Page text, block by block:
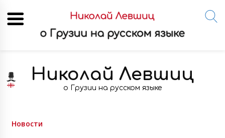
content
Николай Левшиц
о Грузии на русском языке
Новости